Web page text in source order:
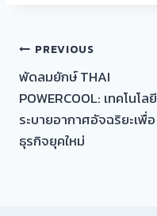
แนะแนว
เรื่อง
PREVIOUS
พัดลมยักษ์ THAI
POWERCOOL: เทคโนโลยี
ระบายอากาศอัจฉริยะเพื่อ
ธุรกิจยุคใหม่